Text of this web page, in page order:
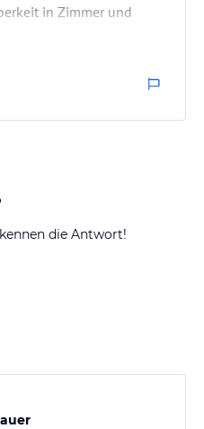
in Zimmer und
die Antwort!